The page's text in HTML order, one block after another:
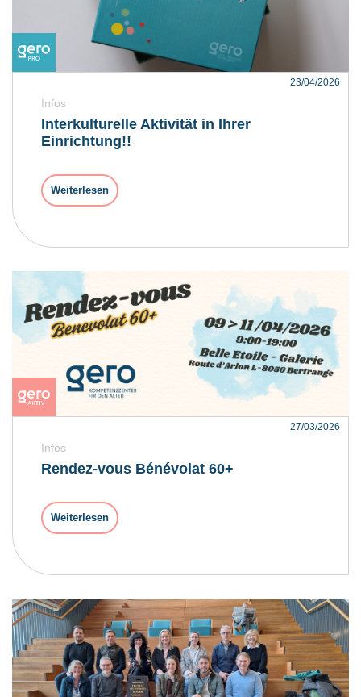
23/04/2026
Infos
Interkulturelle Aktivität in Ihrer
Einrichtung!!
Weiterlesen
27/03/2026
Infos
Rendez-vous Bénévolat 60+
Weiterlesen